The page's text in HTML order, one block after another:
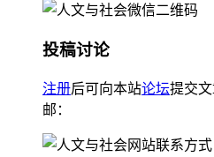
投稿讨论
注册后可向本站论坛提交
邮：